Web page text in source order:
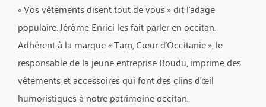
« Vos vêtements disent tout de vous » dit l’adage
populaire. Jérôme Enrici les fait parler en occitan.
Adhérent à la marque « Tarn, Cœur d’Occitanie », le
responsable de la jeune entreprise Boudu, imprime des
vêtements et accessoires qui font des clins d’œil
humoristiques à notre patrimoine occitan.